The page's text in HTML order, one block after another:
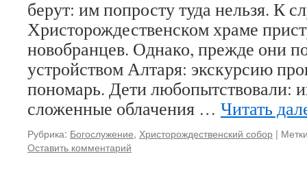
берут: им попросту туда нельзя. К
Христорождественском храме
новобранцев. Однако, прежде они
устройством Алтаря: экскурсию
пономарь. Дети любопытствовали:
сложенные облачения … Читать
Рубрика: Богослужение, Христорождественский собор |
Оставить комментарий